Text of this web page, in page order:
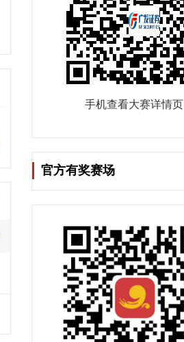
手机查看大赛详情页
官方有奖赛场